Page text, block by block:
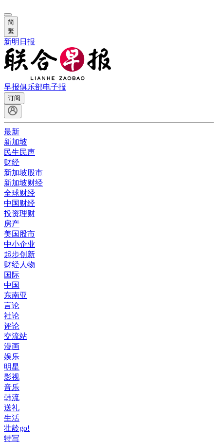
简
繁
新明日报
早报俱乐部电子报
订阅
最新
新加坡
民生民声
财经
新加坡股市
新加坡财经
全球财经
中国财经
投资理财
房产
美国股市
中小企业
起步创新
财经人物
国际
中国
东南亚
言论
社论
评论
交流站
漫画
娱乐
明星
影视
音乐
韩流
送礼
生活
壮龄go!
特写